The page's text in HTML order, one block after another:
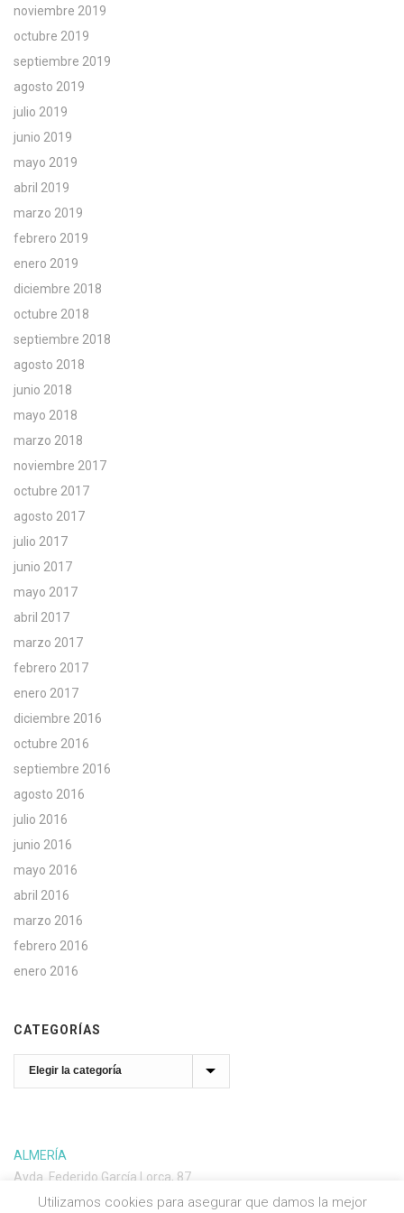
noviembre 2019
octubre 2019
septiembre 2019
agosto 2019
julio 2019
junio 2019
mayo 2019
abril 2019
marzo 2019
febrero 2019
enero 2019
diciembre 2018
octubre 2018
septiembre 2018
agosto 2018
junio 2018
mayo 2018
marzo 2018
noviembre 2017
octubre 2017
agosto 2017
julio 2017
junio 2017
mayo 2017
abril 2017
marzo 2017
febrero 2017
enero 2017
diciembre 2016
octubre 2016
septiembre 2016
agosto 2016
julio 2016
junio 2016
mayo 2016
abril 2016
marzo 2016
febrero 2016
enero 2016
CATEGORÍAS
Categorías
ALMERÍA
Avda. Federido García Lorca, 87
04004 Almería
Utilizamos cookies para asegurar que damos la mejor